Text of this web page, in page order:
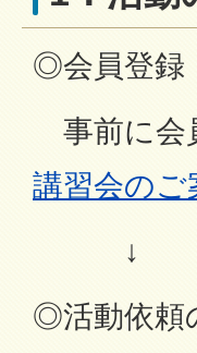
◎会員登録
事前に会
講習会のご
↓
◎活動依頼